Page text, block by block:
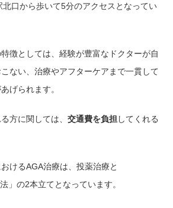
口から歩いて5分のアクセスとなってい
徴としては、経験が豊富なドクターが自
ない、治療やアフターケアまで一貫して
げられます。
方に関しては、 交通費を負担 してくれる
けるAGA治療は、投薬治療と
」の2本立てとなっています。